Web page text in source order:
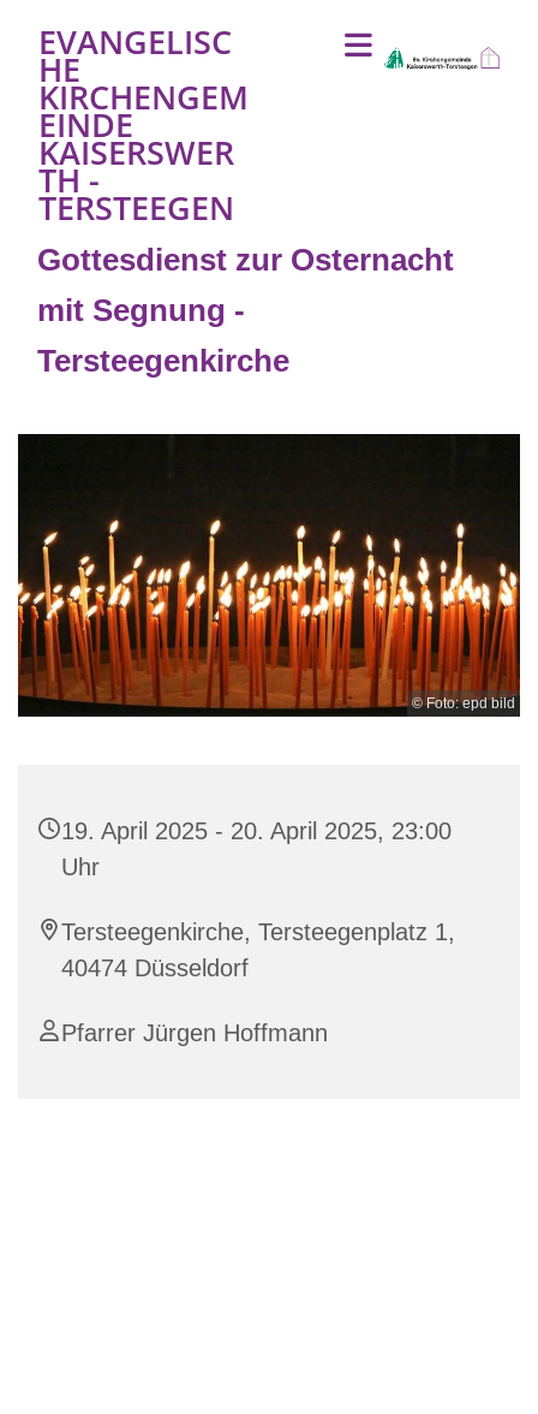
EVANGELISC
HE
KIRCHENGEM
EINDE
KAISERSWER
TH -
TERSTEEGEN
Gottesdienst zur Osternacht
mit Segnung -
Tersteegenkirche
© Foto: epd bild
19. April 2025 - 20. April 2025, 23:00
Uhr
Tersteegenkirche, Tersteegenplatz 1,
40474 Düsseldorf
Pfarrer Jürgen Hoffmann